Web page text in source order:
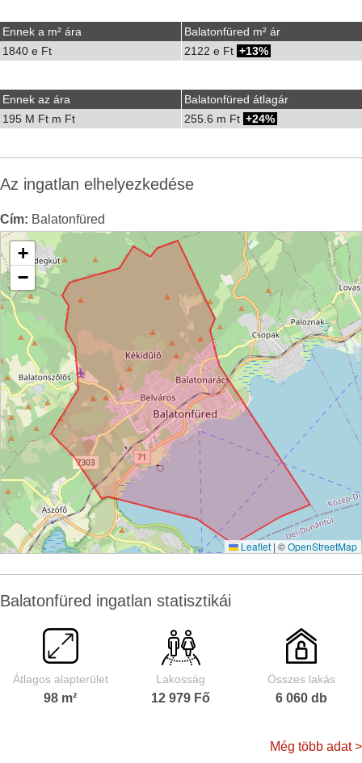
Ennek a m² ára
Balatonfüred m² ár
1840 e Ft
2122 e Ft 13%
Ennek az ára
Balatonfüred átlagár
195 M Ft m Ft
255.6 m Ft 24%
Az ingatlan elhelyezkedése
Cím: Balatonfüred
+
−
Leaflet | ©OpenStreetMap
Balatonfüred ingatlan statisztikái
Átlagos alapterület
98 m²
Lakosság
12 979 Fő
Összes lakás
6 060 db
Még több adat >